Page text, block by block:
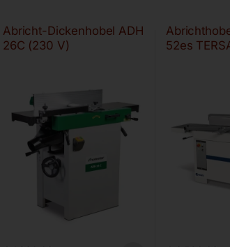
Abricht-Dickenhobel ADH
26C (230 V)
52es